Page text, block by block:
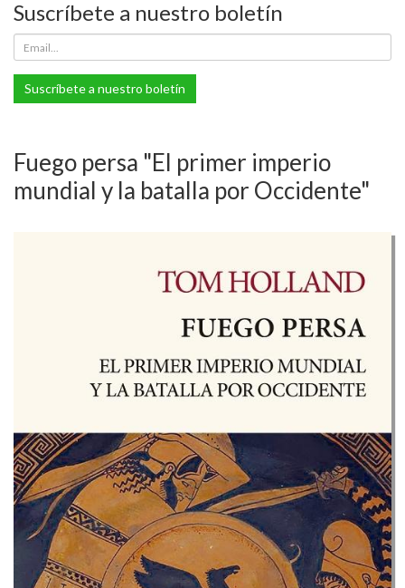
Suscríbete a nuestro boletín
Suscríbete a nuestro boletín
Fuego persa "El primer imperio
mundial y la batalla por Occidente"